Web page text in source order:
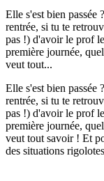
Elle s'est bien passée
rentrée, si tu te
pas !) d'avoir le prof
première journée,
veut tout...
Elle s'est bien passée
rentrée, si tu te
pas !) d'avoir le prof
première journée,
veut tout savoir ! Et
des situations